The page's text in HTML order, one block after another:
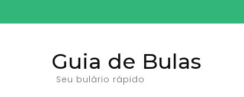
para
Guia de Bulas
Seu bulário rápido